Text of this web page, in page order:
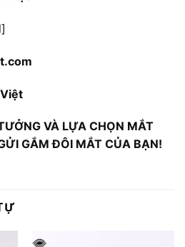
VÀ LỰA CHỌN MẮT
GẮM ĐÔI MẮT CỦA BẠN!